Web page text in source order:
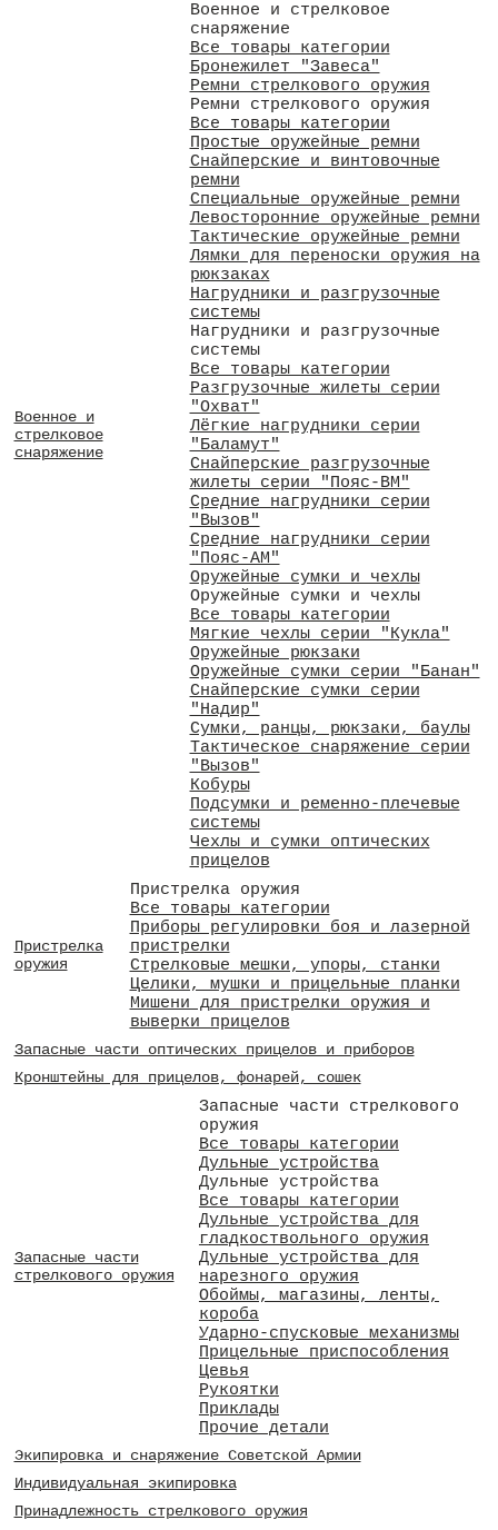
Военное и
стрелковое
снаряжение
Военное и стрелковое
снаряжение
Все товары категории
Бронежилет "Завеса"
Ремни стрелкового оружия
Ремни стрелкового оружия
Все товары категории
Простые оружейные ремни
Снайперские и винтовочные
ремни
Специальные оружейные ремни
Левосторонние оружейные ремни
Тактические оружейные ремни
Лямки для переноски оружия на
рюкзаках
Нагрудники и разгрузочные
системы
Нагрудники и разгрузочные
системы
Все товары категории
Разгрузочные жилеты серии
"Охват"
Лёгкие нагрудники серии
"Баламут"
Снайперские разгрузочные
жилеты серии "Пояс-ВМ"
Средние нагрудники серии
"Вызов"
Средние нагрудники серии
"Пояс-АМ"
Оружейные сумки и чехлы
Оружейные сумки и чехлы
Все товары категории
Мягкие чехлы серии "Кукла"
Оружейные рюкзаки
Оружейные сумки серии "Банан"
Снайперские сумки серии
"Надир"
Сумки, ранцы, рюкзаки, баулы
Тактическое снаряжение серии
"Вызов"
Кобуры
Подсумки и ременно-плечевые
системы
Чехлы и сумки оптических
прицелов
Пристрелка
оружия
Пристрелка оружия
Все товары категории
Приборы регулировки боя и лазерной
пристрелки
Стрелковые мешки, упоры, станки
Целики, мушки и прицельные планки
Мишени для пристрелки оружия и
выверки прицелов
Запасные части оптических прицелов и приборов
Кронштейны для прицелов, фонарей, сошек
Запасные части
стрелкового оружия
Запасные части стрелкового
оружия
Все товары категории
Дульные устройства
Дульные устройства
Все товары категории
Дульные устройства для
гладкоствольного оружия
Дульные устройства для
нарезного оружия
Обоймы, магазины, ленты,
короба
Ударно-спусковые механизмы
Прицельные приспособления
Цевья
Рукоятки
Приклады
Прочие детали
Экипировка и снаряжение Советской Армии
Индивидуальная экипировка
Принадлежность стрелкового оружия